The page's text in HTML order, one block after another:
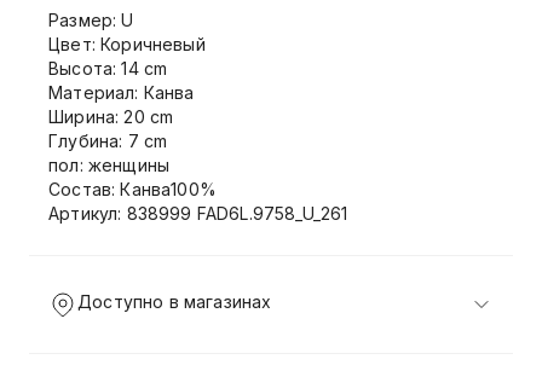
Размер: U
Цвет: Коричневый
Высота: 14 cm
Материал: Канва
Ширина: 20 cm
Глубина: 7 cm
пол: женщины
Состав: Канва100%
Артикул: 838999 FAD6L.9758_U_261
Доступно в магазинах